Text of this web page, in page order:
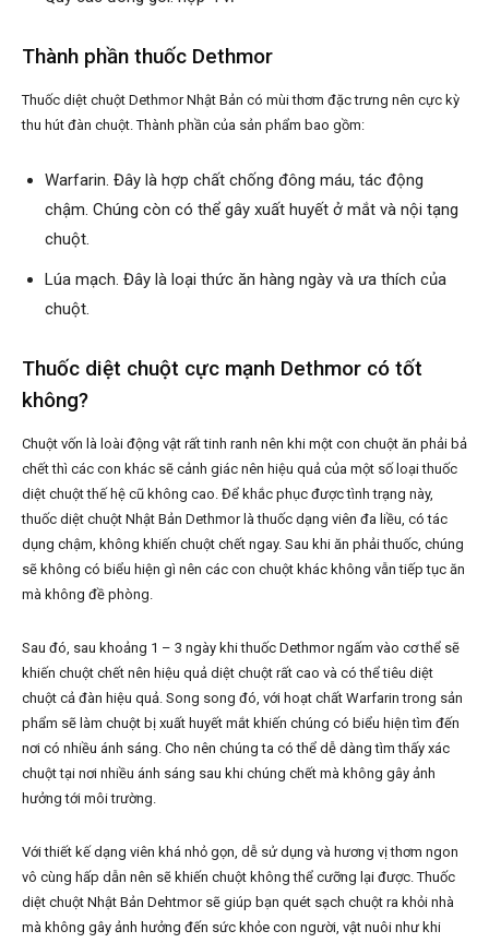
Thành phần thuốc Dethmor
Thuốc diệt chuột Dethmor Nhật Bản có mùi thơm đặc trưng nên cực kỳ
thu hút đàn chuột. Thành phần của sản phẩm bao gồm:
Warfarin. Đây là hợp chất chống đông máu, tác động
chậm. Chúng còn có thể gây xuất huyết ở mắt và nội tạng
chuột.
Lúa mạch. Đây là loại thức ăn hàng ngày và ưa thích của
chuột.
Thuốc diệt chuột cực mạnh Dethmor có tốt
không?
Chuột vốn là loài động vật rất tinh ranh nên khi một con chuột ăn phải bả
chết thì các con khác sẽ cảnh giác nên hiệu quả của một số loại thuốc
diệt chuột thế hệ cũ không cao. Để khắc phục được tình trạng này,
thuốc diệt chuột Nhật Bản Dethmor là thuốc dạng viên đa liều, có tác
dụng chậm, không khiến chuột chết ngay. Sau khi ăn phải thuốc, chúng
sẽ không có biểu hiện gì nên các con chuột khác không vẫn tiếp tục ăn
mà không đề phòng.
Sau đó, sau khoảng 1 – 3 ngày khi thuốc Dethmor ngấm vào cơ thể sẽ
khiến chuột chết nên hiệu quả diệt chuột rất cao và có thể tiêu diệt
chuột cả đàn hiệu quả. Song song đó, với hoạt chất Warfarin trong sản
phẩm sẽ làm chuột bị xuất huyết mắt khiến chúng có biểu hiện tìm đến
nơi có nhiều ánh sáng. Cho nên chúng ta có thể dễ dàng tìm thấy xác
chuột tại nơi nhiều ánh sáng sau khi chúng chết mà không gây ảnh
hưởng tới môi trường.
Với thiết kế dạng viên khá nhỏ gọn, dễ sử dụng và hương vị thơm ngon
vô cùng hấp dẫn nên sẽ khiến chuột không thể cưỡng lại được. Thuốc
diệt chuột Nhật Bản Dehtmor sẽ giúp bạn quét sạch chuột ra khỏi nhà
mà không gây ảnh hưởng đến sức khỏe con người, vật nuôi như khi